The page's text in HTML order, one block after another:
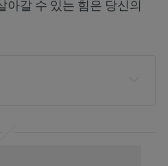
아갈 수 있는 힘은 당신의